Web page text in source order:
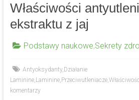
Właściwości
ekstraktu z jaj
Podstawy naukowe,Sekrety
Antyoksydanty, Działanie
Laminine, Laminine, Przeciwutleniacze,
komentarzy